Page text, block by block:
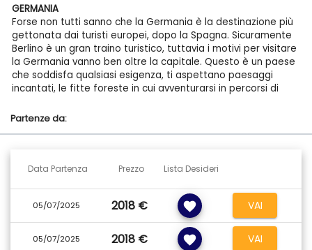
GERMANIA
Forse non tutti sanno che la Germania è la destinazione più
gettonata dai turisti europei, dopo la Spagna. Sicuramente
Berlino è un gran traino turistico, tuttavia i motivi per visitare
la Germania vanno ben oltre la capitale. Questo è un paese
che soddisfa qualsiasi esigenza, ti aspettano paesaggi
incantati, le fitte foreste in cui avventurarsi in percorsi di
cittadine fiabesche e tante eccellenze come la birra. In
perdersi l’immensità dei 22mila kmq della Foresta Nera, in
paese e si estende per 150 km. Gli amanti del calcio si
sentiranno a casa, poiché condividono con i tedeschi una
passione viscerale per questo sport, essendo la Bundesliga
è molto seguita. Un altro fattore che richiama molti
viaggiatori è l’autostrada tedesca, che non presenta limiti di
Partenze da:
Data Partenza Prezzo Lista Desideri
05/07/2025 2018 € favorite VAI
05/07/2025 2018 € favorite VAI